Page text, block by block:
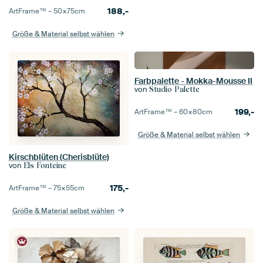
ArtFrame™ –50×75cm 188,-
Größe & Material selbst wählen
Kirschblüten (Cherisblüte)
von Els Fonteine
ArtFrame™ –75×55cm 175,-
Größe & Material selbst wählen
Farbpalette - Mokka-Mousse II
von Studio Palette
ArtFrame™ –60×80cm 199,-
Größe & Material selbst wählen